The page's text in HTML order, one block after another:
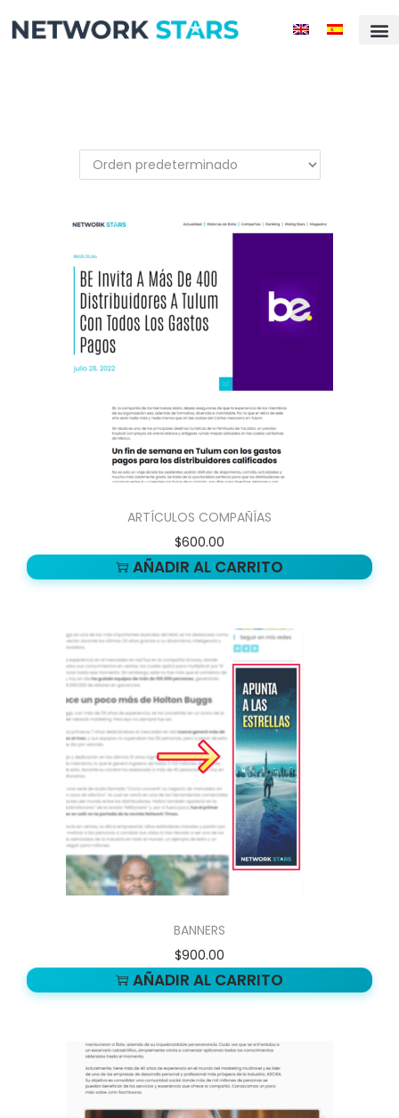
ARTÍCULOS COMPAÑÍAS
$600.00
AÑADIR AL CARRITO
BANNERS
$900.00
AÑADIR AL CARRITO